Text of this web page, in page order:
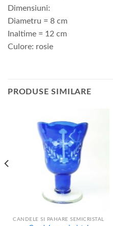
Dimensiuni:
Diametru = 8 cm
Inaltime = 12 cm
Culore: rosie
PRODUSE SIMILARE
CANDELE SI PAHARE SEMICRISTAL